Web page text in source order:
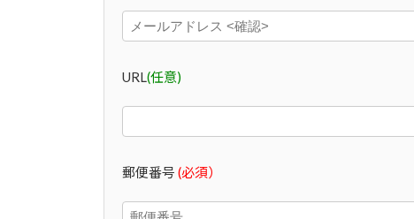
URL (任意)
郵便番号 (必須）